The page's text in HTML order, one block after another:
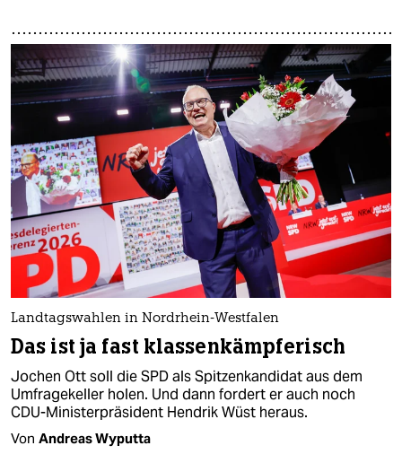
Landtagswahlen in Nordrhein-Westfalen
Das ist ja fast klassenkämpferisch
Jochen Ott soll die SPD als Spitzenkandidat aus dem
Umfragekeller holen. Und dann fordert er auch noch
CDU-Ministerpräsident Hendrik Wüst heraus.
Von Andreas Wyputta